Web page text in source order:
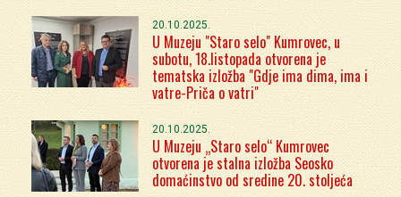
20.10.2025.
U Muzeju "Staro selo" Kumrovec, u
subotu, 18.listopada otvorena je
tematska izložba "Gdje ima dima, ima i
vatre-Priča o vatri"
20.10.2025.
U Muzeju „Staro selo“ Kumrovec
otvorena je stalna izložba Seosko
domaćinstvo od sredine 20. stoljeća